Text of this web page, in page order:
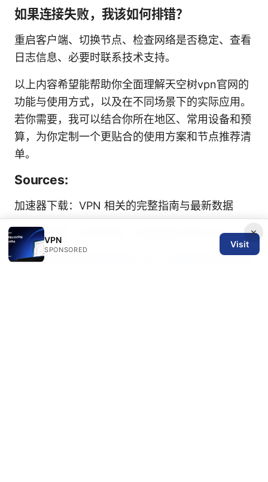
如果连接失败，我该如何排错？
重启客户端、切换节点、检查网络是否稳定、查看
日志信息、必要时联系技术支持。
以上内容希望能帮助你全面理解天空树vpn官网的
功能与使用方式，以及在不同场景下的实际应用。
若你需要，我可以结合你所在地区、常用设备和预
算，为你定制一个更贴合的使用方案和节点推荐清
单。
Sources:
加速器下载：VPN 相关的完整指南与最新数据
翻墙加速器：全面指南、实用选择与安全玩法
Vpn分享热点
好用的免费 vpn：完整评测与实用指
×
VPN
SPONSORED
Visit